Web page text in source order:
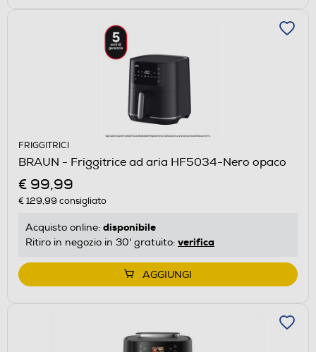
FRIGGITRICI
BRAUN - Friggitrice ad aria HF5034-Nero opaco
€ 99,99
€ 129,99 consigliato
Acquisto online: disponibile
Ritiro in negozio in 30' gratuito: verifica
AGGIUNGI